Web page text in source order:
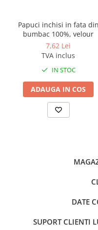
Aparate odorizante
Odorizant toalera, wc
Odorizante camera
Rezerva aparate odorizante
Site odorizante pisoar
Produse de curatenie
Articole menaj
Carucioare curatenie
Racleta, perii pardoseala
Saci menajeri
Papuci inchisi in fata din
bumbac 100%, velour
7,62 Lei
TVA inclus
IN STOC
ADAUGA IN COS
DATE
SUPORT CLIENTI